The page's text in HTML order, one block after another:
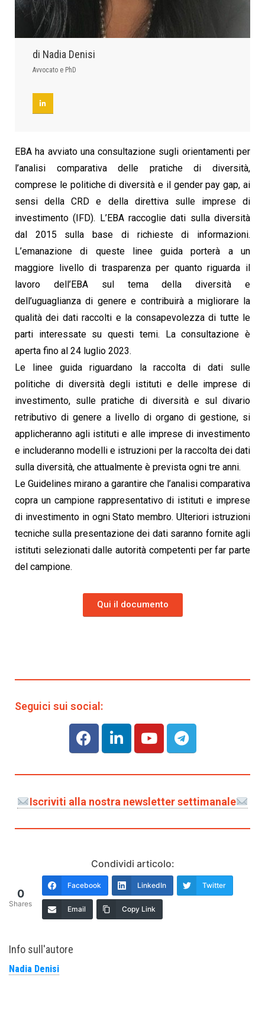
di Nadia Denisi
Avvocato e PhD
EBA ha avviato una consultazione sugli orientamenti per
l’analisi comparativa delle pratiche di diversità,
comprese le politiche di diversità e il gender pay gap, ai
sensi della CRD e della direttiva sulle imprese di
investimento (IFD). L’EBA raccoglie dati sulla diversità
dal 2015 sulla base di richieste di informazioni.
L’emanazione di queste linee guida porterà a un
maggiore livello di trasparenza per quanto riguarda il
lavoro dell’EBA sul tema della diversità e
dell’uguaglianza di genere e contribuirà a migliorare la
qualità dei dati raccolti e la consapevolezza di tutte le
parti interessate su questi temi. La consultazione è
aperta fino al 24 luglio 2023.
Le linee guida riguardano la raccolta di dati sulle
politiche di diversità degli istituti e delle imprese di
investimento, sulle pratiche di diversità e sul divario
retributivo di genere a livello di organo di gestione, si
applicheranno agli istituti e alle imprese di investimento
e includeranno modelli e istruzioni per la raccolta dei dati
sulla diversità, che attualmente è prevista ogni tre anni.
Le Guidelines mirano a garantire che l’analisi comparativa
copra un campione rappresentativo di istituti e imprese
di investimento in ogni Stato membro. Ulteriori istruzioni
tecniche sulla presentazione dei dati saranno fornite agli
istituti selezionati dalle autorità competenti per far parte
del campione.
Qui il documento
Seguici sui social:
Iscriviti alla nostra newsletter settimanale
Condividi articolo:
0
Shares
Facebook LinkedIn Twitter
Email Copy Link
Info sull'autore
Nadia Denisi